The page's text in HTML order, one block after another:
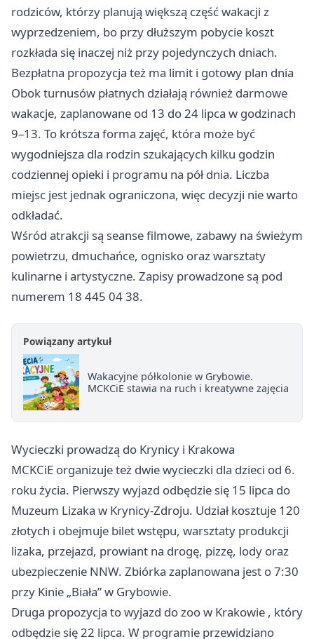
rodziców, którzy planują większą część wakacji z
wyprzedzeniem, bo przy dłuższym pobycie koszt
rozkłada się inaczej niż przy pojedynczych dniach.
Bezpłatna propozycja też ma limit i gotowy plan dnia
Obok turnusów płatnych działają również darmowe
wakacje, zaplanowane od 13 do 24 lipca w godzinach
9–13. To krótsza forma zajęć, która może być
wygodniejsza dla rodzin szukających kilku godzin
codziennej opieki i programu na pół dnia. Liczba
miejsc jest jednak ograniczona, więc decyzji nie warto
odkładać.
Wśród atrakcji są seanse filmowe, zabawy na świeżym
powietrzu, dmuchańce, ognisko oraz warsztaty
kulinarne i artystyczne. Zapisy prowadzone są pod
numerem 18 445 04 38.
Powiązany artykuł
Wakacyjne półkolonie w Grybowie.
MCKCiE stawia na ruch i kreatywne zajęcia
Wycieczki prowadzą do Krynicy i Krakowa
MCKCiE organizuje też dwie wycieczki dla dzieci od 6.
roku życia. Pierwszy wyjazd odbędzie się 15 lipca do
Muzeum Lizaka w Krynicy-Zdroju. Udział kosztuje 120
złotych i obejmuje bilet wstępu, warsztaty produkcji
lizaka, przejazd, prowiant na drogę, pizzę, lody oraz
ubezpieczenie NNW. Zbiórka zaplanowana jest o 7:30
przy Kinie „Biała” w Grybowie.
Druga propozycja to wyjazd do zoo w Krakowie , który
odbędzie się 22 lipca. W programie przewidziano